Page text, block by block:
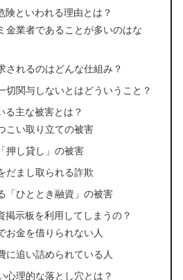
険といわれる理由とは？
金業者であることが多いのはな
されるのはどんな仕組み？
切関与しないとはどういうこと？
る主な被害とは？
こい取り立ての被害
押し貸し」の被害
だまし取られる詐欺
「ひととき融資」の被害
掲示板を利用してしまうの？
お金を借りられない人
に追い詰められている人
心理的な落とし穴とは？